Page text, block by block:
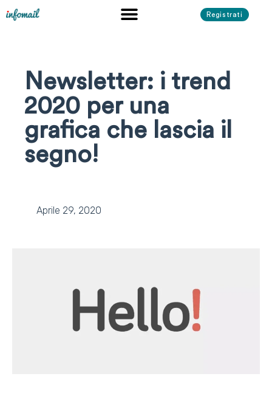
Registrati
Newsletter: i trend
2020 per una
grafica che lascia il
segno!
Aprile 29, 2020